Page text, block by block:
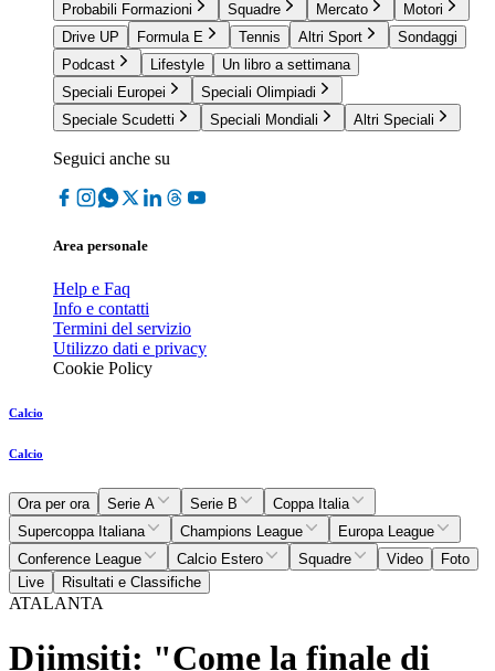
Probabili Formazioni
Squadre Mercato
Motori
Drive UP
Formula E Tennis Altri Sport
Sondaggi
Podcast
Lifestyle
Un libro a settimana
Speciali Europei
Speciali Olimpiadi
Speciale Scudetti
Speciali Mondiali Altri Speciali
Seguici anche su
Area personale
Help e Faq
Info e contatti
Termini del servizio
Utilizzo dati e privacy
Cookie Policy
Calcio
Calcio
Ora per ora Serie A Serie B
Coppa Italia
Supercoppa Italiana
Champions League
Europa League
Conference League
Calcio Estero Squadre Video
Foto
Live
Risultati e Classifiche
ATALANTA
Djimsiti: "Come la finale di